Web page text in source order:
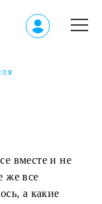
вместе и не
же все
а какие